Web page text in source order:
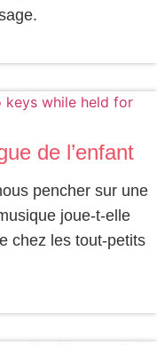
de l’enfant
pencher sur une
joue-t-elle
chez les tout-petits